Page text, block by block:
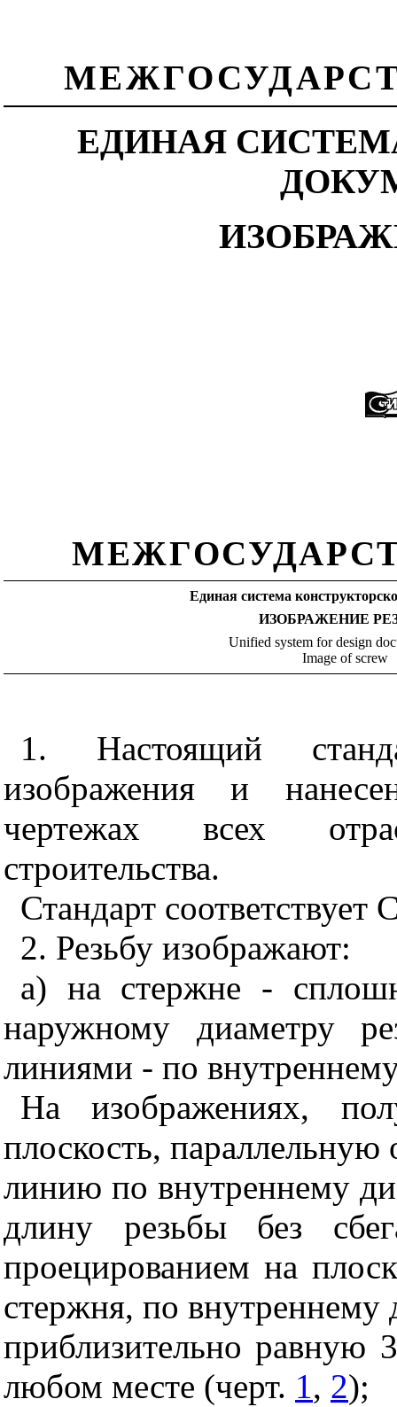
ЕДИНАЯ
Единая система
ИЗОБРАЖЕНИЕ
Unified system for design
Image of screw
1. Настоящий
изображения и
чертежах всех
строительства.
Стандарт
2. Резьбу изображают:
а) на стержне -
наружному диаметру
линиями - по
На изображениях,
плоскость,
линию по внутреннему
длину резьбы без
проецированием на
стержня, по внутреннему
приблизительно равную
любом месте (черт. 1, 2);